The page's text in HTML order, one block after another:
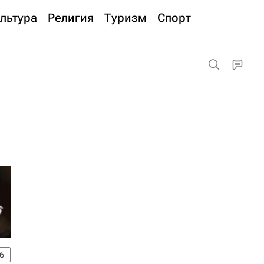
Религия Туризм Спорт
6